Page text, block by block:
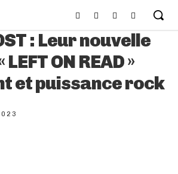
: Leur nouvelle
ON READ »
et puissance rock